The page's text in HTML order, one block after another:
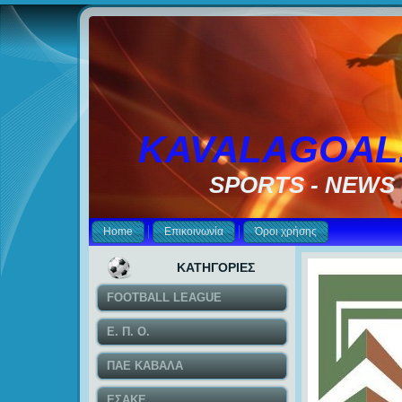
SPORTS - NEWS
Home Επικοινωνία Όροι χρήσης
ΚΑΤΗΓΟΡΙΕΣ
FOOTBALL LEAGUE
Ε. Π. Ο.
ΠΑΕ ΚΑΒΑΛΑ